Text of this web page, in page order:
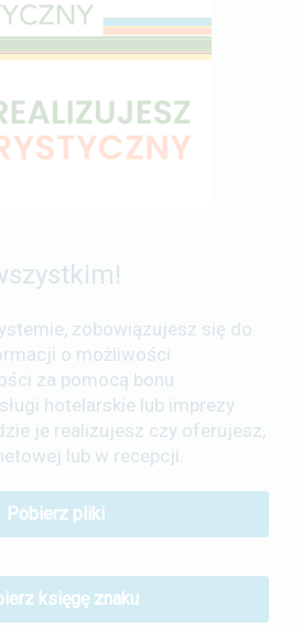
zobowiązujesz się do
o możliwości
za pomocą bonu
hotelarskie lub imprezy
je realizujesz czy oferujesz,
lub w recepcji.
Pobierz pliki
księgę znaku